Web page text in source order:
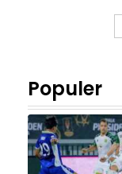
Populer